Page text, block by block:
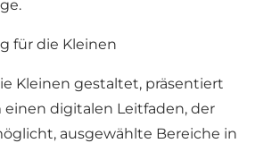
für die Kleinen
Kleinen gestaltet, präsentiert
einen digitalen Leitfaden, der
ausgewählte Bereiche in